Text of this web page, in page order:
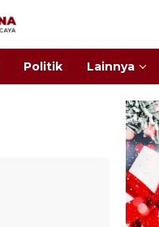
Politik Lainnya